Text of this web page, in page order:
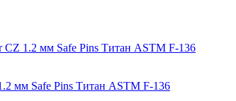
мм Safe Pins Титан ASTM F-136